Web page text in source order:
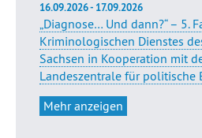
16.09.2026 - 17.09.2026
„Diagnose… Und dann?“ – 5.
Kriminologischen Dienstes
Sachsen in Kooperation mit
Landeszentrale für politische
Mehr anzeigen